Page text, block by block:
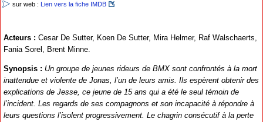
sur web : Lien vers la fiche IMDB
Acteurs : Cesar De Sutter, Koen De Sutter, Mira Helmer, Raf Walschaerts,
Fania Sorel, Brent Minne.
Synopsis : Un groupe de jeunes rideurs de BMX sont confrontés à la mort
inattendue et violente de Jonas, l’un de leurs amis. Ils espèrent obtenir des
explications de Jesse, ce jeune de 15 ans qui a été le seul témoin de
l’incident. Les regards de ses compagnons et son incapacité à répondre à
leurs questions l’isolent progressivement. Le chagrin consécutif à la perte